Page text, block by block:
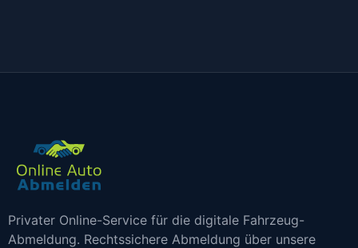
Privater Online-Service für die digitale Fahrzeug-
Abmeldung. Rechtssichere Abmeldung über unsere